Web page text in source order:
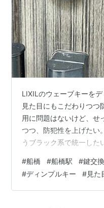
LIXILのウェーブキーを
見た目にもこだわりつつ
用に問題はないけど、せ
つつ、防犯性を上げたい
うブラック系で統一した
は、いつもお世話になっ
てご紹介いただいた、戸
アはLIXIL製で、ブラッ
#船橋 #船橋駅 #鍵交換
#ディンプルキー #見た